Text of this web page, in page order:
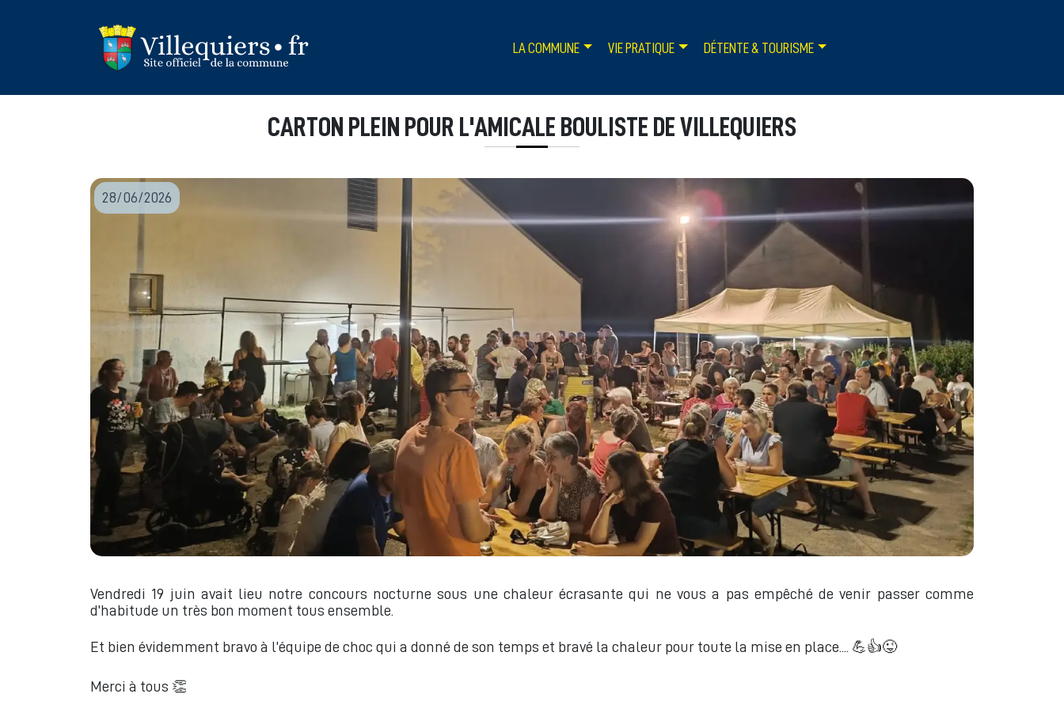
LA COMMUNE VIE PRATIQUE DÉTENTE & TOURISME
CARTON PLEIN POUR L'AMICALE BOULISTE DE VILLEQUIERS
28/06/2026
Vendredi 19 juin avait lieu notre concours nocturne sous une chaleur écrasante qui ne vous a pas empêché de venir passer comme
d'habitude un très bon moment tous ensemble.
Et bien évidemment bravo à l'équipe de choc qui a donné de son temps et bravé la chaleur pour toute la mise en place.... 💪👍😜
Merci à tous 👏